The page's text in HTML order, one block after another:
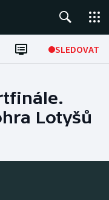
SLEDOVAT
Lotyšů